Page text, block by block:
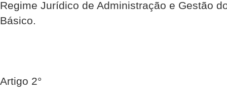
Regime Jurídico de Administração e Gestão
Básico.
Artigo 2°